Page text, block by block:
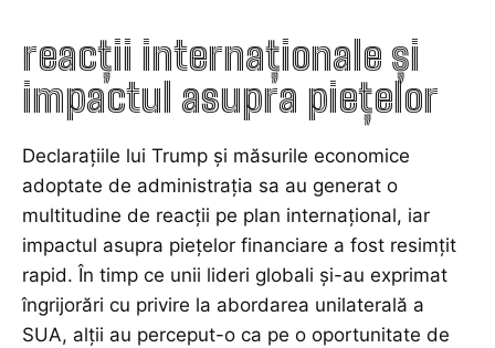
reacții internaționale și
impactul asupra piețelor
Declarațiile lui Trump și măsurile economice
adoptate de administrația sa au generat o
multitudine de reacții pe plan internațional, iar
impactul asupra piețelor financiare a fost resimțit
rapid. În timp ce unii lideri globali și-au exprimat
îngrijorări cu privire la abordarea unilaterală a
SUA, alții au perceput-o ca pe o oportunitate de